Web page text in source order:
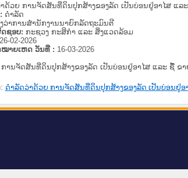
ດ້ວຍ ການຈັດສັນທີ່ດິນປຸກສ້າງຂອງລັດ ເປັນບ່ອນຢູ່ອາໄສ ແ
ດໍາລັດ
ວ່າການສຳນັກງານນາຍົກລັດຖະມົນຕີ
ຊອບ: ກະຊວງ ກະສິກຳ ແລະ ສິ່ງແວດລ້ອມ
26-02-2026
ໝາຍເຫດ ວັນທີ່ : 16-03-2026
ານຈັດສັນທີ່ດິນປຸກສ້າງຂອງລັດ ເປັນບ່ອນຢູ່ອາໄສ ແລະ ຊື້ ຂ
ດຳລັດວ່າດ້ວຍ ການຈັດສັນທີ່ດິນປຸກສ້າງຂອງລັດ ເປັນບ່ອນຢູ່